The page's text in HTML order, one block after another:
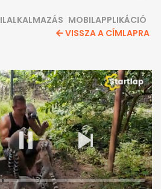
MOBILAPPLIKÁCIÓ
VISSZA A CÍMLAPRA